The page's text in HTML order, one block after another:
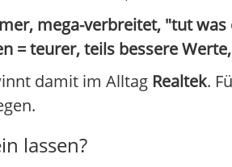
mega-verbreitet, "tut was
= teurer, teils bessere
damit im Alltag Realtek.
lassen?